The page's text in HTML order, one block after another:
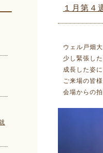
１月第４
ウェル戸畑
少し緊張し
成長した姿
ご来場の皆
会場からの